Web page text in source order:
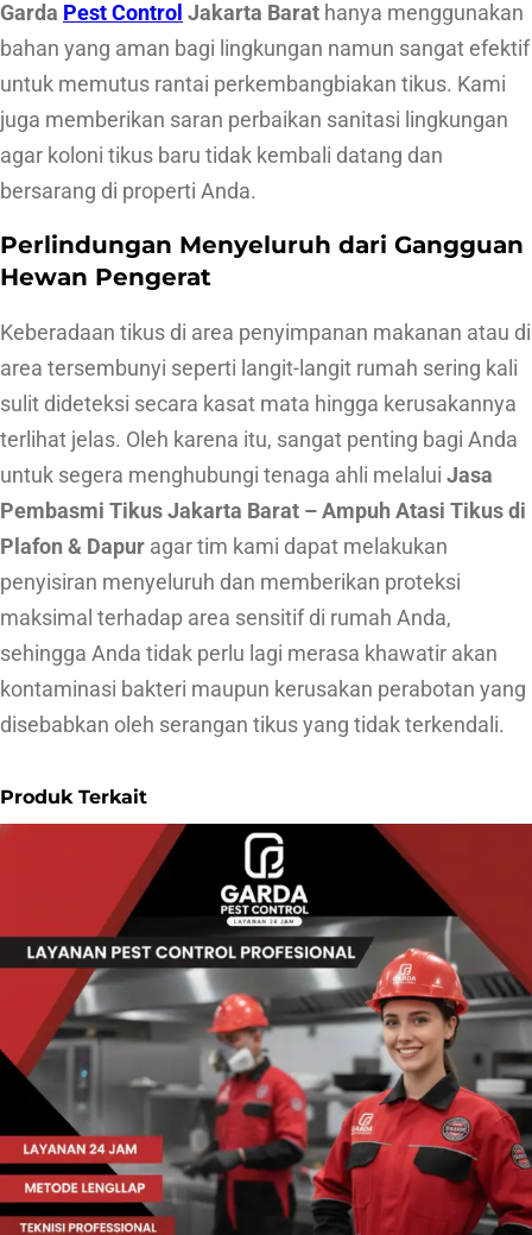
p
h
t
s
i
T
u
d
i
f
o
&
D
r
Garda Pest Control Jakarta Barat hanya menggunakan
bahan yang aman bagi lingkungan namun sangat efektif
untuk memutus rantai perkembangbiakan tikus. Kami
juga memberikan saran perbaikan sanitasi lingkungan
agar koloni tikus baru tidak kembali datang dan
bersarang di properti Anda.
Perlindungan Menyeluruh dari Gangguan
Hewan Pengerat
Keberadaan tikus di area penyimpanan makanan atau di
area tersembunyi seperti langit-langit rumah sering kali
sulit dideteksi secara kasat mata hingga kerusakannya
terlihat jelas. Oleh karena itu, sangat penting bagi Anda
untuk segera menghubungi tenaga ahli melalui Jasa
Pembasmi Tikus Jakarta Barat – Ampuh Atasi Tikus di
Plafon & Dapur agar tim kami dapat melakukan
penyisiran menyeluruh dan memberikan proteksi
maksimal terhadap area sensitif di rumah Anda,
sehingga Anda tidak perlu lagi merasa khawatir akan
kontaminasi bakteri maupun kerusakan perabotan yang
disebabkan oleh serangan tikus yang tidak terkendali.
Produk Terkait